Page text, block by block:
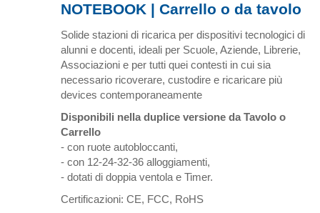
NOTEBOOK | Carrello o da tavolo
Solide stazioni di ricarica per dispositivi tecnologici di
alunni e docenti, ideali per Scuole, Aziende, Librerie,
Associazioni e per tutti quei contesti in cui sia
necessario ricoverare, custodire e ricaricare più
devices contemporaneamente
Disponibili nella duplice versione da Tavolo o
Carrello
- con ruote autobloccanti,
- con 12-24-32-36 alloggiamenti,
- dotati di doppia ventola e Timer.
Certificazioni: CE, FCC, RoHS